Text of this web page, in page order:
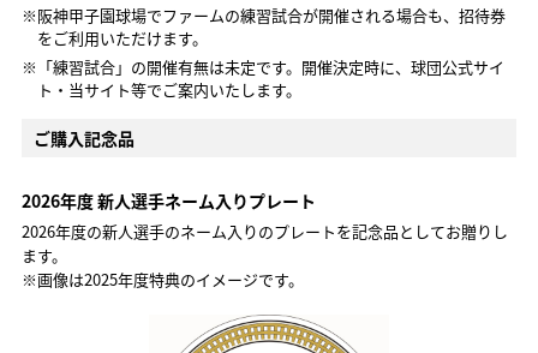
※阪神甲子園球場でファームの練習試合が開催される場合も、招待券
をご利用いただけます。
※「練習試合」の開催有無は未定です。開催決定時に、球団公式サイ
ト・当サイト等でご案内いたします。
ご購入記念品
2026年度 新人選手ネーム入りプレート
2026年度の新人選手のネーム入りのプレートを記念品としてお贈りし
ます。
※画像は2025年度特典のイメージです。